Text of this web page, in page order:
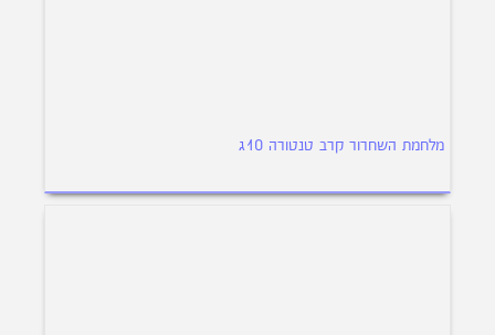
מלחמת השחרור קרב טנטורה 10ג